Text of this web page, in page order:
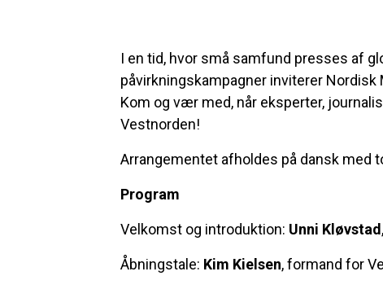
I en tid, hvor små samfund presses af
påvirkningskampagner inviterer
Kom og vær med, når eksperter,
Vestnorden!
Arrangementet afholdes på dansk med
Program
Velkomst og introduktion: Unni Kløvstad
Åbningstale: Kim Kielsen, formand for